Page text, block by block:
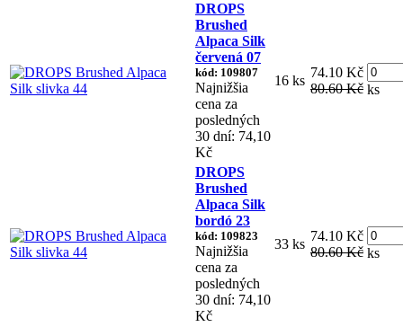
DROPS
Brushed
Alpaca Silk
červená 07
kód: 109807
Najnižšia
cena za
posledných
30 dní: 74,10
Kč
16 ks
74.10 Kč
80.60 Kč ks
DROPS
Brushed
Alpaca Silk
bordó 23
kód: 109823
Najnižšia
cena za
posledných
30 dní: 74,10
Kč
33 ks
74.10 Kč
80.60 Kč ks